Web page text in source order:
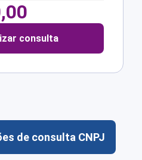
consulta
de consulta CNPJ